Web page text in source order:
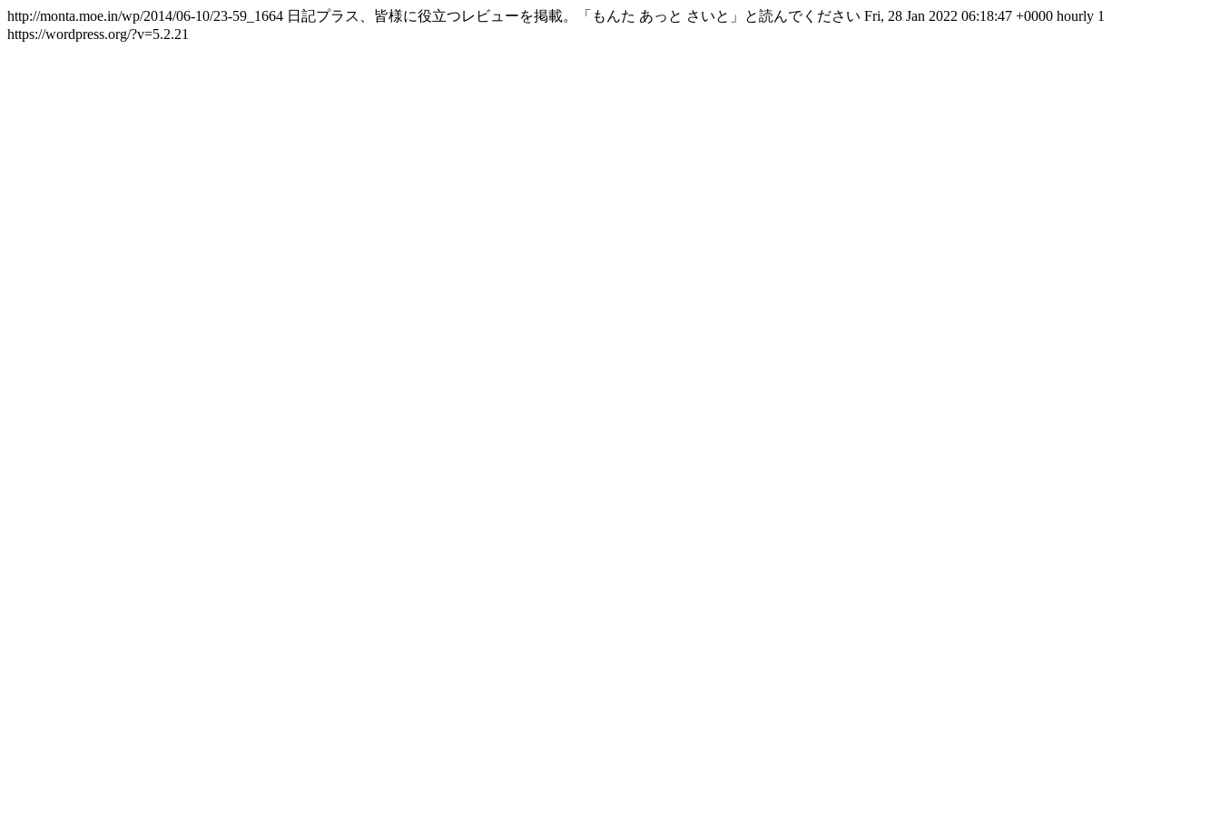
http://monta.moe.in/wp/2014/06-10/23-59_1664 日記プラス、皆様に役立つレビューを掲載。「もんた あっと さいと」と読んでください Fri, 28 Jan 2022 06:18:47 +0000 hourly 1
https://wordpress.org/?v=5.2.21